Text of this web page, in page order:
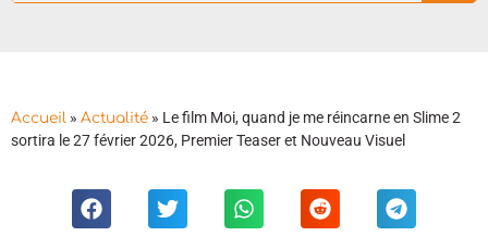
Accueil » Actualité » Le film Moi, quand je me réincarne en Slime 2
sortira le 27 février 2026, Premier Teaser et Nouveau Visuel